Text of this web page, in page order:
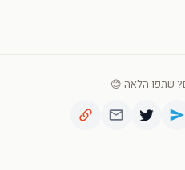
שתפו הלאה 😊